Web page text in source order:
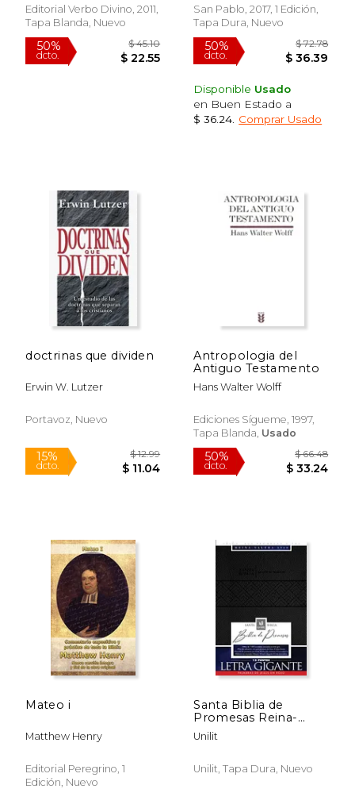
50%
dcto.
6%
dcto.
50%
dcto. $ 36.90 dcto.
Editorial Verbo Divino, 2011,
Tapa Blanda, Nuevo
San Pablo, 2017, 1 Edición,
Tapa Dura, Nuevo
Disponible Usado
en Buen Estado a
$ 36.24 Comprar Usado
doctrinas que dividen
Erwin W. Lutzer
Portavoz, Nuevo
Antropologia del
Antiguo Testamento
Hans Walter Wolff
Ediciones Sígueme, 1997,
Tapa Blanda, Usado
Mateo i
Matthew Henry
Editorial Peregrino, 1
Edición, Nuevo
Santa Biblia de
Promesas Reina-
Valera 1960
Unilit
Unilit, Tapa Dura, Nuevo